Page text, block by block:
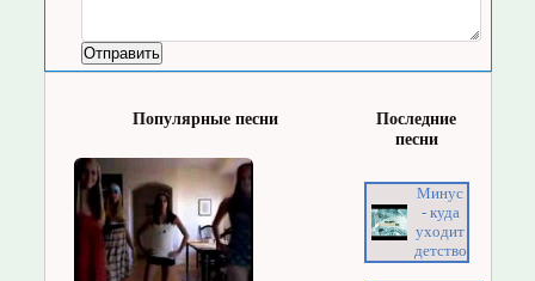
Популярные песни
Последние
песни
Минус
- куда
уходит
детство